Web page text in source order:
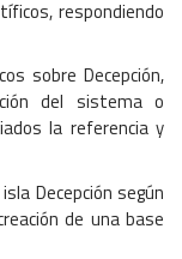
respondiendo
sobre Decepción,
del sistema o
la referencia y
Decepción según
de una base